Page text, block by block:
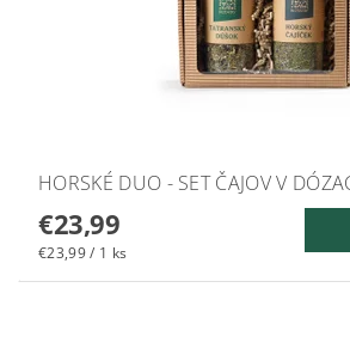
HORSKÉ DUO - SET ČAJOV V
€23,99
€23,99 / 1 ks